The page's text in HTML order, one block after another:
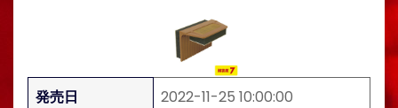
発売日
2022-11-25 10:00:00